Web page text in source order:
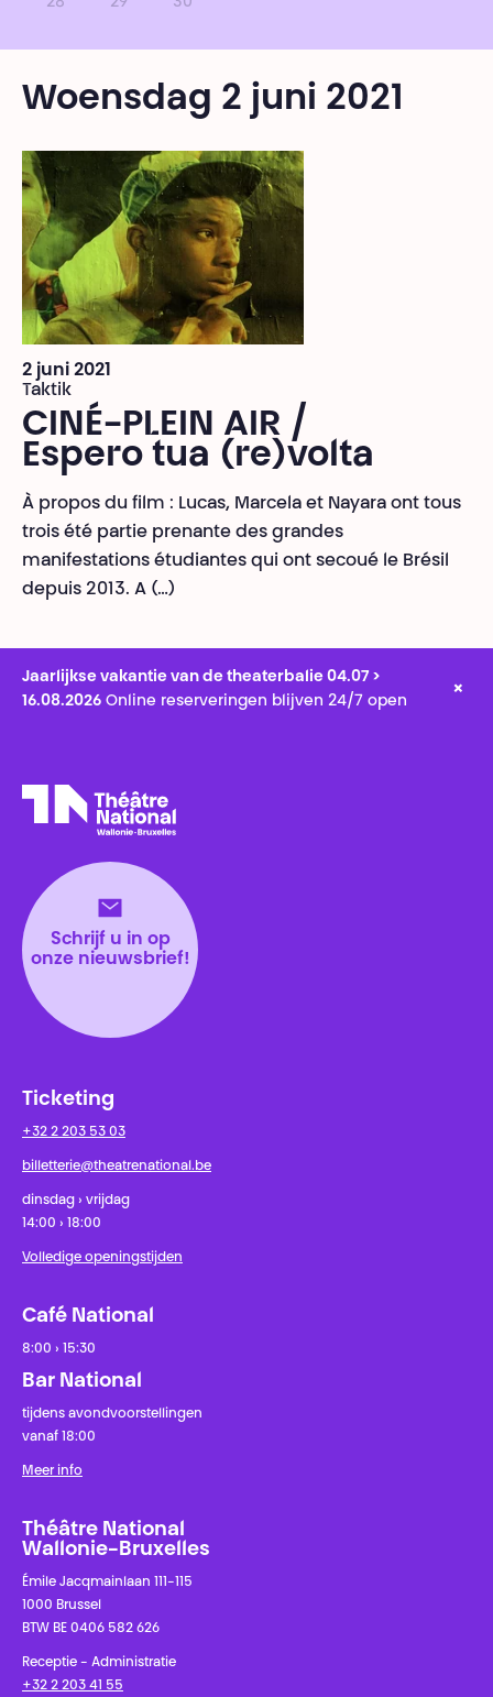
28 29 30
Woensdag 2 juni 2021
2 juni 2021
Taktik
CINÉ-PLEIN AIR /
Espero tua (re)volta
À propos du film : Lucas, Marcela et Nayara ont tous
trois été partie prenante des grandes
manifestations étudiantes qui ont secoué le Brésil
depuis 2013. A (…)
Jaarlijkse vakantie van de theaterbalie 04.07 >
16.08.2026 Online reserveringen blijven 24/7 open
×
Schrijf u in op
onze nieuwsbrief!
Ticketing
+32 2 203 53 03
billetterie@theatrenational.be
dinsdag › vrijdag
14:00 › 18:00
Volledige openingstijden
Café National
8:00 › 15:30
Bar National
tijdens avondvoorstellingen
vanaf 18:00
Meer info
Théâtre National
Wallonie-Bruxelles
Émile Jacqmainlaan 111-115
1000 Brussel
BTW BE 0406 582 626
Receptie - Administratie
+32 2 203 41 55